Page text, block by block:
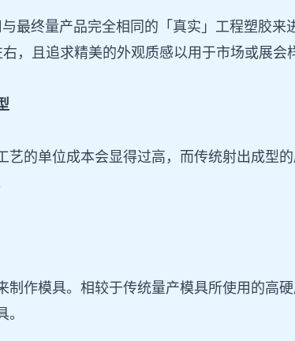
最终量产品完全相同的「真实」工程塑胶来
，且追求精美的外观质感以用于市场或展
的单位成本会显得过高，而传统射出成型
作模具。相较于传统量产模具所使用的高